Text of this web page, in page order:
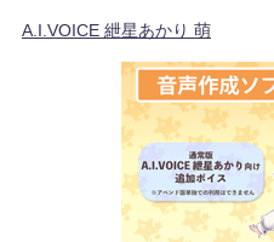
A.I.VOICE 紲星あかり 萌